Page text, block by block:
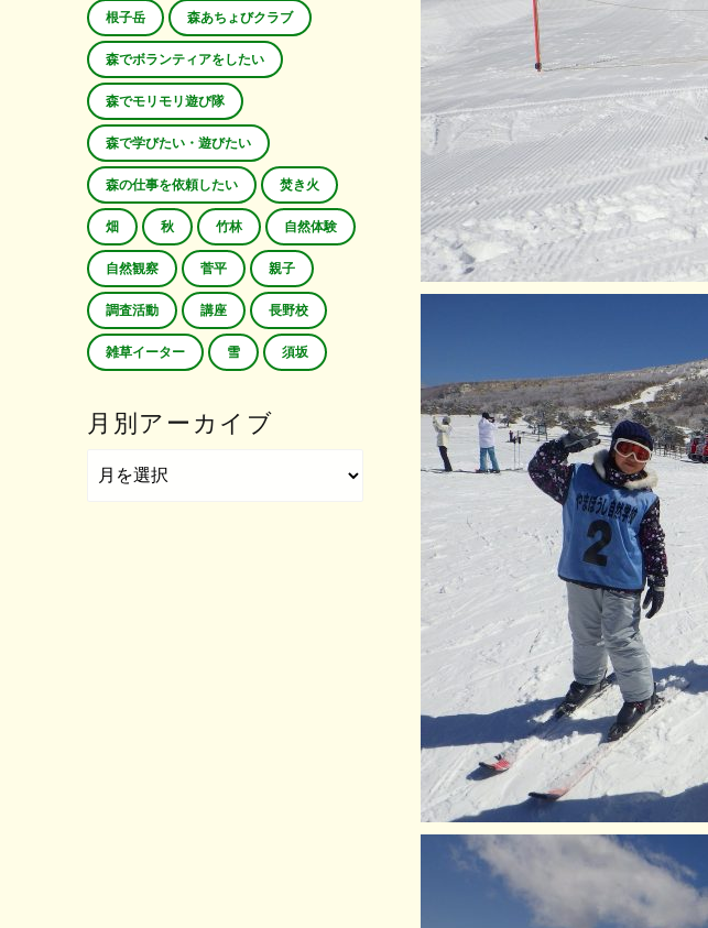
根子岳 森あちょびクラブ
森でボランティアをしたい
森でモリモリ遊び隊
森で学びたい・遊びたい
森の仕事を依頼したい 焚き火
畑 秋 竹林 自然体験
自然観察 菅平 親子
調査活動 講座 長野校
雑草イーター 雪 須坂
月別アーカイブ